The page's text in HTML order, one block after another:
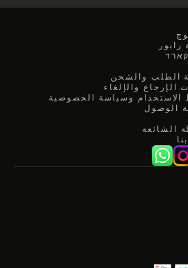
رابور
الطلب والشحن
الإرجاع والإلغاء
وسياسة الخصوصية
الوصول
الشائعة